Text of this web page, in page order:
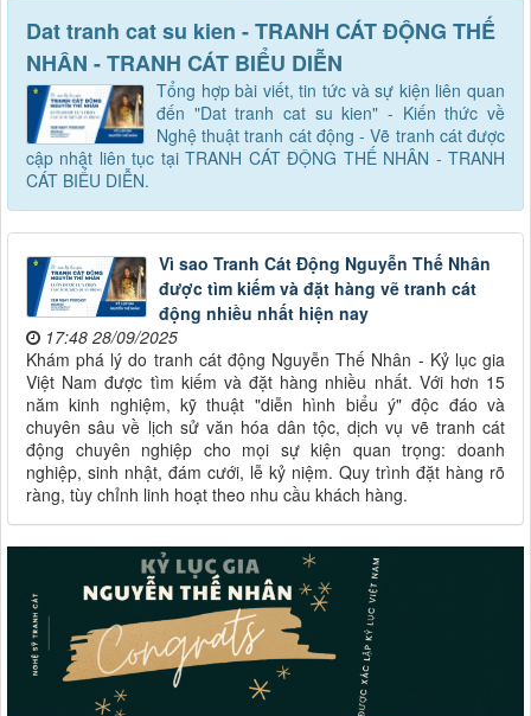
Dat tranh cat su kien - TRANH CÁT ĐỘNG THẾ
NHÂN - TRANH CÁT BIỂU DIỄN
Tổng hợp bài viết, tin tức và sự kiện liên quan
đến "Dat tranh cat su kien" - Kiến thức về
Nghệ thuật tranh cát động - Vẽ tranh cát được
cập nhật liên tục tại TRANH CÁT ĐỘNG THẾ NHÂN - TRANH
CÁT BIỂU DIỄN.
Vì sao Tranh Cát Động Nguyễn Thế Nhân
được tìm kiếm và đặt hàng vẽ tranh cát
động nhiều nhất hiện nay
17:48 28/09/2025
Khám phá lý do tranh cát động Nguyễn Thế Nhân - Kỷ lục gia
Việt Nam được tìm kiếm và đặt hàng nhiều nhất. Với hơn 15
năm kinh nghiệm, kỹ thuật "diễn hình biểu ý" độc đáo và
chuyên sâu về lịch sử văn hóa dân tộc, dịch vụ vẽ tranh cát
động chuyên nghiệp cho mọi sự kiện quan trọng: doanh
nghiệp, sinh nhật, đám cưới, lễ kỷ niệm. Quy trình đặt hàng rõ
ràng, tùy chỉnh linh hoạt theo nhu cầu khách hàng.